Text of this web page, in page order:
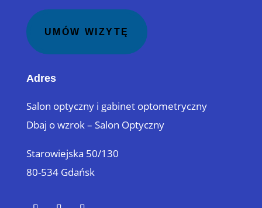
UMÓW WIZYTĘ
Adres
Salon optyczny i gabinet optometryczny
Dbaj o wzrok – Salon Optyczny
Starowiejska 50/130
80-534 Gdańsk